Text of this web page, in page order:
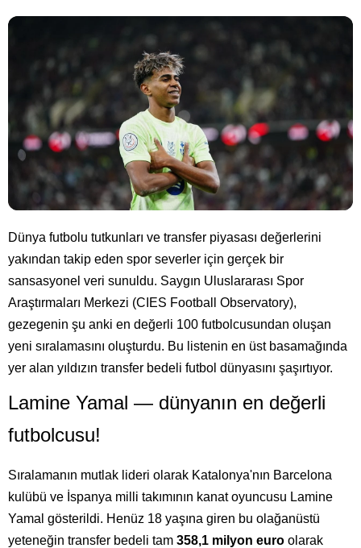
Dünya futbolu tutkunları ve transfer piyasası değerlerini
yakından takip eden spor severler için gerçek bir
sansasyonel veri sunuldu. Saygın Uluslararası Spor
Araştırmaları Merkezi (CIES Football Observatory),
gezegenin şu anki en değerli 100 futbolcusundan oluşan
yeni sıralamasını oluşturdu. Bu listenin en üst basamağında
yer alan yıldızın transfer bedeli futbol dünyasını şaşırtıyor.
Lamine Yamal — dünyanın en değerli
futbolcusu!
Sıralamanın mutlak lideri olarak Katalonya'nın Barcelona
kulübü ve İspanya milli takımının kanat oyuncusu Lamine
Yamal gösterildi. Henüz 18 yaşına giren bu olağanüstü
yeteneğin transfer bedeli tam 358,1 milyon euro olarak